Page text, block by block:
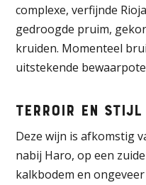
complexe, verfijnde
gedroogde pruim,
kruiden. Momenteel
uitstekende
Terroir en stijl
Deze wijn is afkomstig
nabij Haro, op een
kalkbodem en